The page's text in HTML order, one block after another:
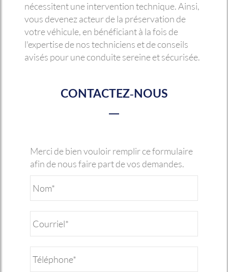
nécessitent une intervention technique. Ainsi,
vous devenez acteur de la préservation de
votre véhicule, en bénéficiant à la fois de
l'expertise de nos techniciens et de conseils
avisés pour une conduite sereine et sécurisée.
CONTACTEZ-NOUS
Merci de bien vouloir remplir ce formulaire
afin de nous faire part de vos demandes.